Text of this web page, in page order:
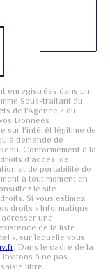
enregistrées dans un
Sous-traitant du
de l'Agence / du
Données
sur l'intérêt légitime de
demande de
Conformément à la
d’accès, de
et de portabilité de
à tout moment en
le site
Si vous estimez,
droits « Informatique
une
de la liste
», sur laquelle vous
. Dans le cadre de la
à ne pas
libre.